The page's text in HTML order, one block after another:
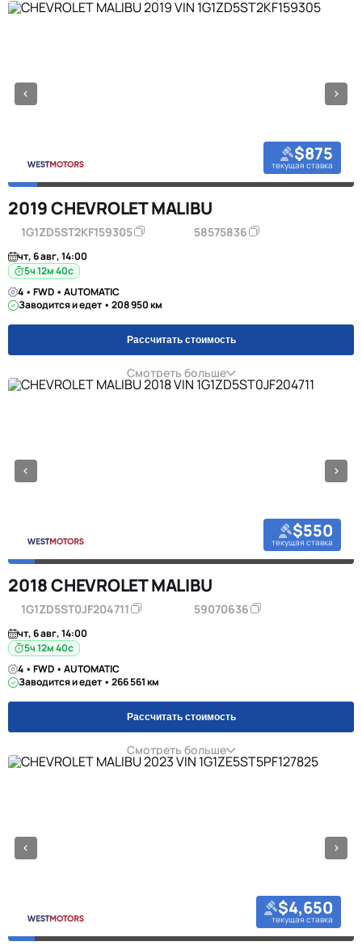
$875
текущая ставка
2019 CHEVROLET MALIBU
1G1ZD5ST2KF159305 58575836
чт, 6 авг, 14:00
5ч 12м 39с
4 • FWD • AUTOMATIC
Заводится и едет • 208 950 км
Рассчитать стоимость
Смотреть больше
$550
текущая ставка
2018 CHEVROLET MALIBU
1G1ZD5ST0JF204711 59070636
чт, 6 авг, 14:00
5ч 12м 39с
4 • FWD • AUTOMATIC
Заводится и едет • 266 561 км
Рассчитать стоимость
Смотреть больше
$4,650
текущая ставка